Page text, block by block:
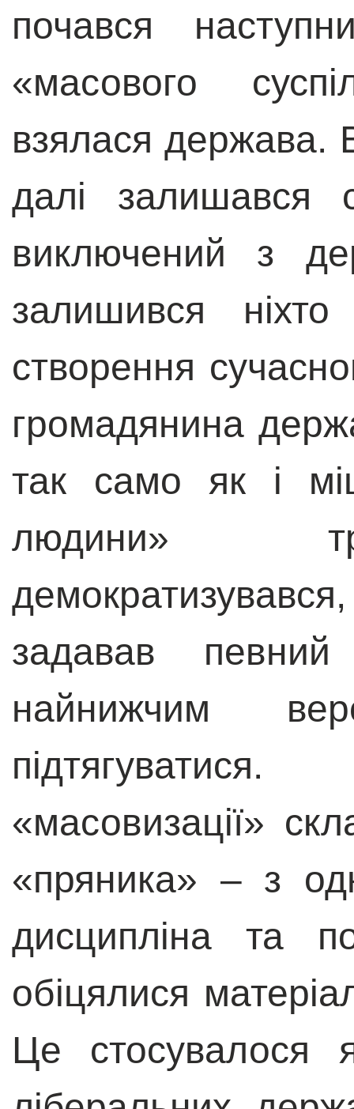
почався
«масового
взялася держава.
далі залишався
виключений з
залишився
створення
громадянина
так само як і
людини»
задавав
найнижчим
«масовизації»
«пряника» – з
дисципліна та
обіцялися
Це стосувалося